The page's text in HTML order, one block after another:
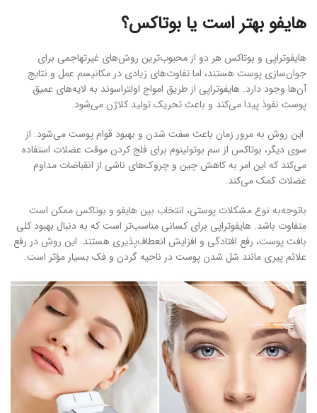
هایفو بهتر است یا بوتاکس؟
هایفوتراپی و بوتاکس هر دو از محبوب‌ترین روش‌های غیرتهاجمی برای
جوان‌سازی پوست هستند، اما تفاوت‌های زیادی در مکانیسم عمل و نتایج
آن‌ها وجود دارد. هایفوتراپی از طریق امواج اولتراسوند به لایه‌های عمیق
پوست نفوذ پیدا می‌کند و باعث تحریک تولید کلاژن می‌شود.
این روش به مرور زمان باعث سفت شدن و بهبود قوام پوست می‌شود. از
سوی دیگر، بوتاکس از سم بوتولینوم برای فلج کردن موقت عضلات استفاده
می‌کند که این امر به کاهش چین و چروک‌های ناشی از انقباضات مداوم
عضلات کمک می‌کند.
باتوجه‌به نوع مشکلات پوستی، انتخاب بین هایفو و بوتاکس ممکن است
متفاوت باشد. هایفوتراپی برای کسانی مناسب‌تر است که به دنبال بهبود کلی
بافت پوست، رفع افتادگی و افزایش انعطاف‌پذیری هستند. این روش در رفع
علائم پیری مانند شل شدن پوست در ناحیه گردن و فک بسیار مؤثر است.